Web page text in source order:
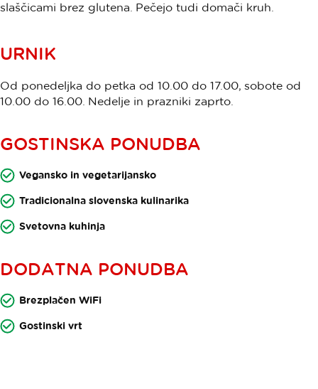
slaščicami brez glutena. Pečejo tudi domači kruh.
URNIK
Od ponedeljka do petka od 10.00 do 17.00, sobote od
10.00 do 16.00. Nedelje in prazniki zaprto.
GOSTINSKA PONUDBA
Vegansko in vegetarijansko
Tradicionalna slovenska kulinarika
Svetovna kuhinja
DODATNA PONUDBA
Brezplačen WiFi
Gostinski vrt